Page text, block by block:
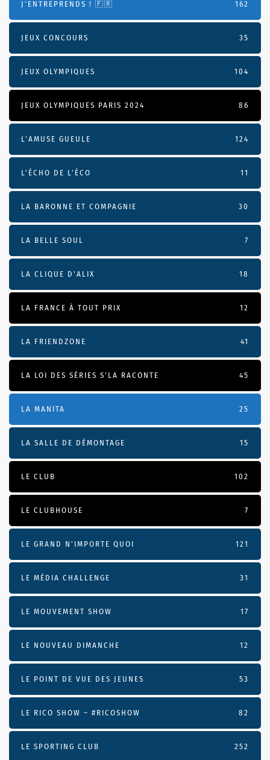
J'ENTREPRENDS ! 🇫🇷 162
JEUX CONCOURS 35
JEUX OLYMPIQUES 104
JEUX OLYMPIQUES PARIS 2024 86
L'AMUSE GUEULE 124
L’ÉCHO DE L’ÉCO 11
LA BARONNE ET COMPAGNIE 30
LA BELLE SOUL 7
LA CLIQUE D'ALIX 18
LA FRANCE À TOUT PRIX 12
LA FRIENDZONE 41
LA LOI DES SÉRIES S'LA RACONTE 45
LA MANITA 25
LA SALLE DE DÉMONTAGE 15
LE CLUB 102
LE CLUBHOUSE 7
LE GRAND N’IMPORTE QUOI 121
LE MÉDIA CHALLENGE 31
LE MOUVEMENT SHOW 17
LE NOUVEAU DIMANCHE 12
LE POINT DE VUE DES JEUNES 53
LE RICO SHOW – #RICOSHOW 82
LE SPORTING CLUB 252